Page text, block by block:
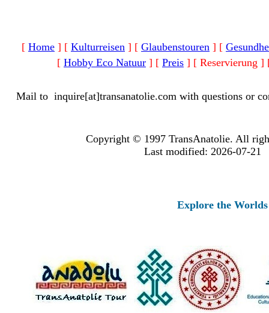
[ Home ] [ Kulturreisen ] [ Glaubenstouren ] [
[ Hobby Eco Natuur ] [ Preis ] [ Reservierung ]
Mail to inquire[at]transanatolie.com with questions or
Copyright © 1997 TransAnatolie. All
Last modified: 2026-07-21
Explore the